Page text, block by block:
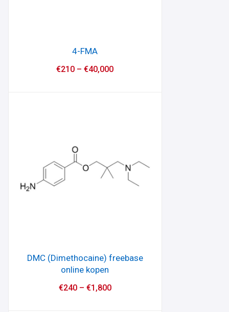
4-FMA
€210 –€40,000
DMC (Dimethocaine) freebase
online kopen
€240– €1,800